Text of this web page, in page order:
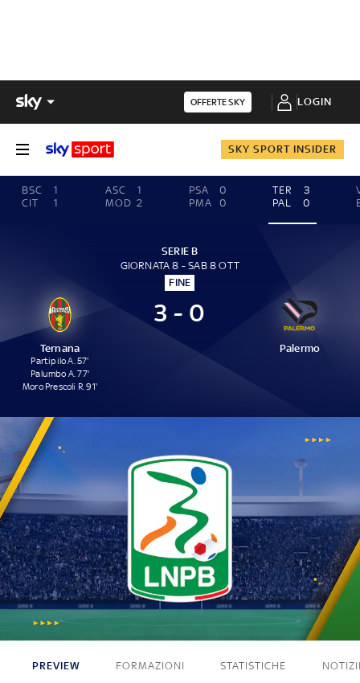
OFFERTE SKY LOGIN
SKY SPORT INSIDER
BSC
1
CIT
1
ASC
1
MOD 2
PSA
0
PMA
0
TER
3
PAL
0
SERIE B
GIORNATA 8 - SAB 8 OTT
FINE
Ternana
Partipilo A. 57'
Palumbo A. 77'
Moro Prescoli R. 91'
3 - 0
Palermo
3 - 0
PREVIEW FORMAZIONI STATISTICHE